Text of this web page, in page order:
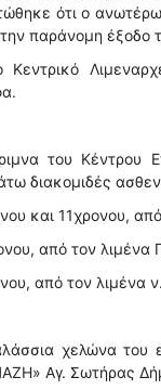
ότι ο
παράνομη έξοδο
Κεντρικό
του Κέντρου
διακομιδές
και 11χρονου,
από τον λιμένα
από τον λιμένα
χελώνα του
Αγ. Σωτήρας